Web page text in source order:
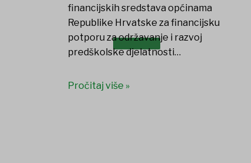
DOKUMENTI
financijskih sredstava općinama
Republike Hrvatske za financijsku
potporu za održavanje i razvoj
predškolske djelatnosti…
Pročitaj više »